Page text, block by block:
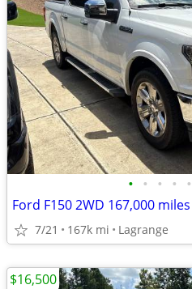
• • • • •
Ford F150 2WD 167,000 miles
7/21 167k mi Lagrange
$16,500